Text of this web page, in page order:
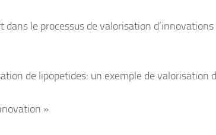
le processus de valorisation
de lipopetides: un exemple de valorisation
»